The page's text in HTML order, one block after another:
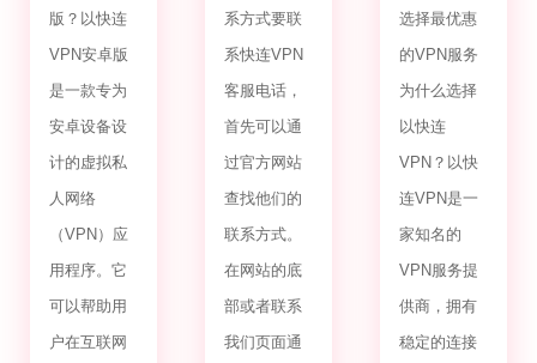
版？以快连
VPN安卓版
是一款专为
安卓设备设
计的虚拟私
人网络
（VPN）应
用程序。它
可以帮助用
户在互联网
系方式要联
系快连VPN
客服电话，
首先可以通
过官方网站
查找他们的
联系方式。
在网站的底
部或者联系
我们页面通
选择最优惠
的VPN服务
为什么选择
以快连
VPN？以快
连VPN是一
家知名的
VPN服务提
供商，拥有
稳定的连接